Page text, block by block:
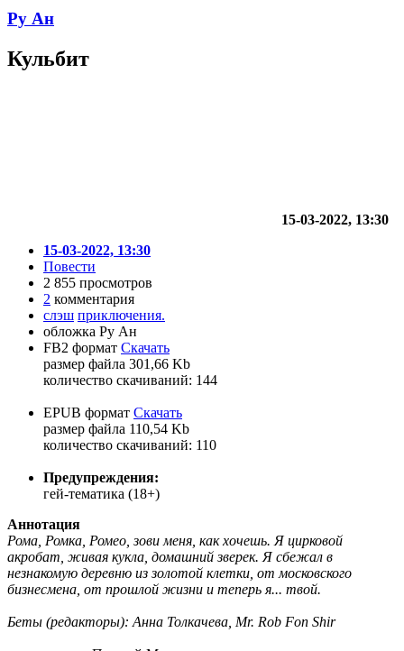
Ру Ан
Кульбит
15-03-2022, 13:30
15-03-2022, 13:30
Повести
2 855 просмотров
2 комментария
слэш приключения.
обложка Ру Ан
FB2 формат Скачать
размер файла 301,66 Kb
количество cкачиваний: 144
EPUB формат Скачать
размер файла 110,54 Kb
количество cкачиваний: 110
Предупреждения:
гей-тематика (18+)
Аннотация
Рома, Ромка, Ромео, зови меня, как хочешь. Я цирковой
акробат, живая кукла, домашний зверек. Я сбежал в
незнакомую деревню из золотой клетки, от московского
бизнесмена, от прошлой жизни и теперь я... твой.
Беты (редакторы): Анна Толкачева, Mr. Rob Fon Shir